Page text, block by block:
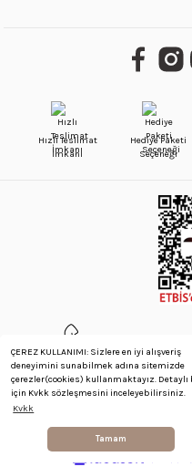
ÇEREZ KULLANIMI: Sizlere en iyi alışveriş
deneyimini sunabilmek adına sitemizde
çerezler(cookies) kullanmaktayız. Detaylı
için Kvkk sözleşmesini inceleyebilirsiniz.
Kvkk
Tamam
Hızlı Teslimat
İmkanı
Hediye Paketi
Seçeneği
Copyright © 2023
256Bit SSL Sertifikası